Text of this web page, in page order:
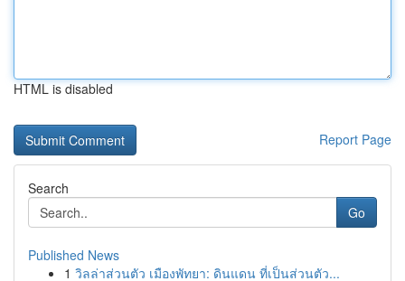
HTML is disabled
Report Page
Search
Go
Published News
1 วิลล่าส่วนตัว เมืองพัทยา: ดินแดน ที่เป็นส่วนตัว...